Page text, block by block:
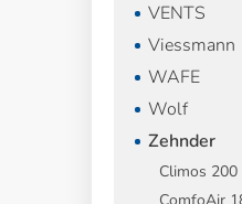
VENTS
Viessmann
WAFE
Wolf
Zehnder
Climos 200